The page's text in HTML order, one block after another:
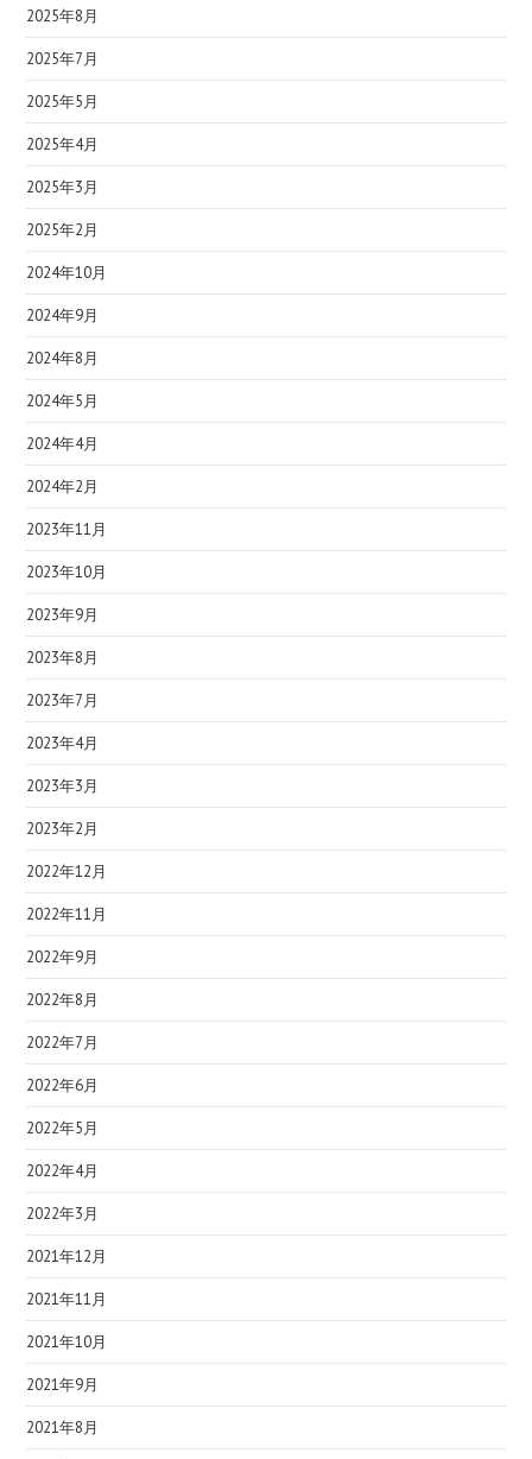
2025年8月
2025年7月
2025年5月
2025年4月
2025年3月
2025年2月
2024年10月
2024年9月
2024年8月
2024年5月
2024年4月
2024年2月
2023年11月
2023年10月
2023年9月
2023年8月
2023年7月
2023年4月
2023年3月
2023年2月
2022年12月
2022年11月
2022年9月
2022年8月
2022年7月
2022年6月
2022年5月
2022年4月
2022年3月
2021年12月
2021年11月
2021年10月
2021年9月
2021年8月